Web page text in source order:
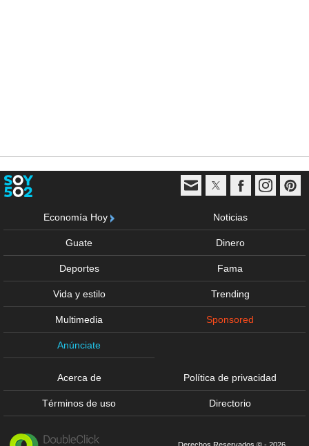
Economía Hoy Noticias
Guate Dinero
Deportes Fama
Vida y estilo Trending
Multimedia Sponsored
Anúnciate
Acerca de Política de privacidad
Términos de uso Directorio